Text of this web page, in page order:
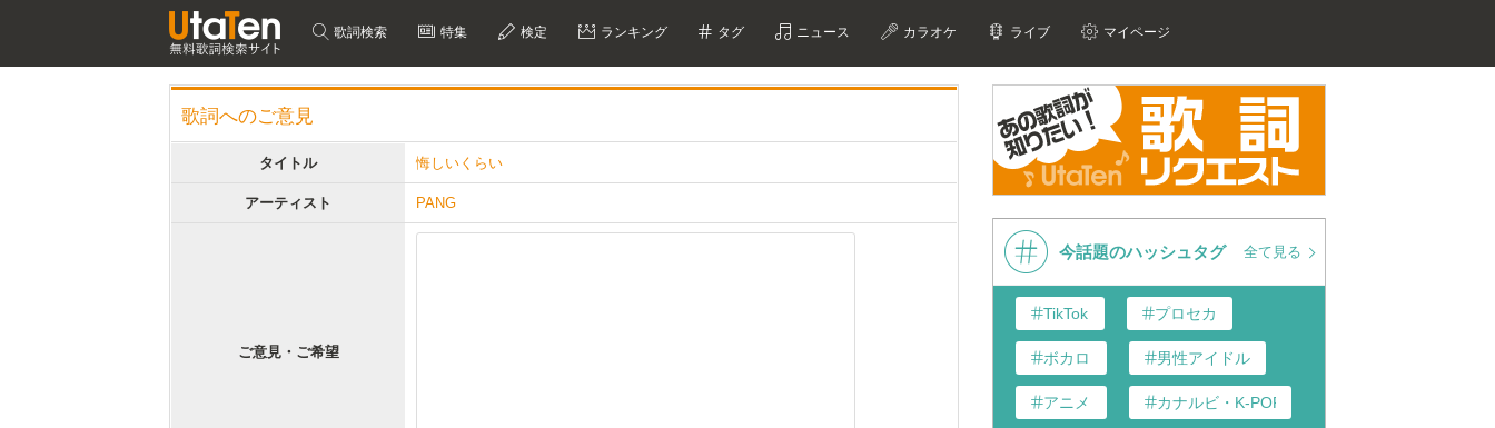
歌詞検索 特集 検定 ランキング タグ ニュース カラオケ ライブ マイページ
歌詞へのご意見
タイトル 悔しいくらい
アーティスト PANG
ご意見・ご希望
今話題のハッシュタグ 全て見る
TikTok プロセカ
ボカロ 男性アイドル
アニメ カナルビ・K-POP和訳